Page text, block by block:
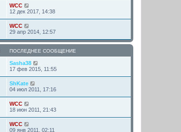
WCC
12 дек 2017, 14:38
WCC
29 апр 2014, 12:57
ПОСЛЕДНЕЕ СООБЩЕНИЕ
Sasha38
17 фев 2015, 11:55
ShKate
04 июл 2011, 17:16
WCC
18 июн 2011, 21:43
WCC
09 янв 2011, 02:11